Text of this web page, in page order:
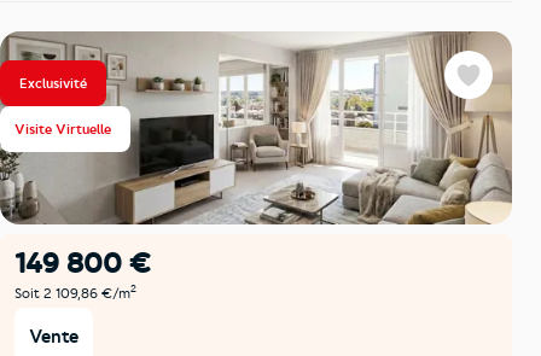
Exclusivité
Visite Virtuelle
149 800 €
Soit 2 109,86 €/m2
Vente
Favoris